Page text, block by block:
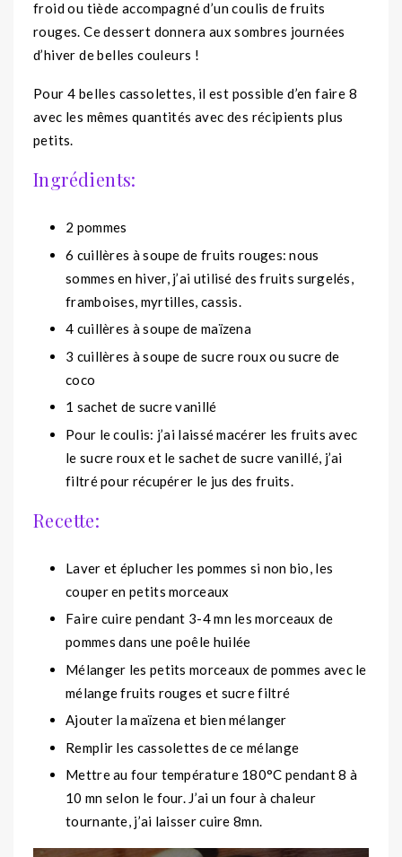
froid ou tiède accompagné d’un coulis de fruits
rouges. Ce dessert donnera aux sombres journées
d’hiver de belles couleurs !
Pour 4 belles cassolettes, il est possible d’en faire 8
avec les mêmes quantités avec des récipients plus
petits.
Ingrédients:
2 pommes
6 cuillères à soupe de fruits rouges: nous
sommes en hiver, j’ai utilisé des fruits surgelés,
framboises, myrtilles, cassis.
4 cuillères à soupe de maïzena
3 cuillères à soupe de sucre roux ou sucre de
coco
1 sachet de sucre vanillé
Pour le coulis: j’ai laissé macérer les fruits avec
le sucre roux et le sachet de sucre vanillé, j’ai
filtré pour récupérer le jus des fruits.
Recette:
Laver et éplucher les pommes si non bio, les
couper en petits morceaux
Faire cuire pendant 3-4 mn les morceaux de
pommes dans une poêle huilée
Mélanger les petits morceaux de pommes avec le
mélange fruits rouges et sucre filtré
Ajouter la maïzena et bien mélanger
Remplir les cassolettes de ce mélange
Mettre au four température 180°C pendant 8 à
10 mn selon le four. J’ai un four à chaleur
tournante, j’ai laisser cuire 8mn.